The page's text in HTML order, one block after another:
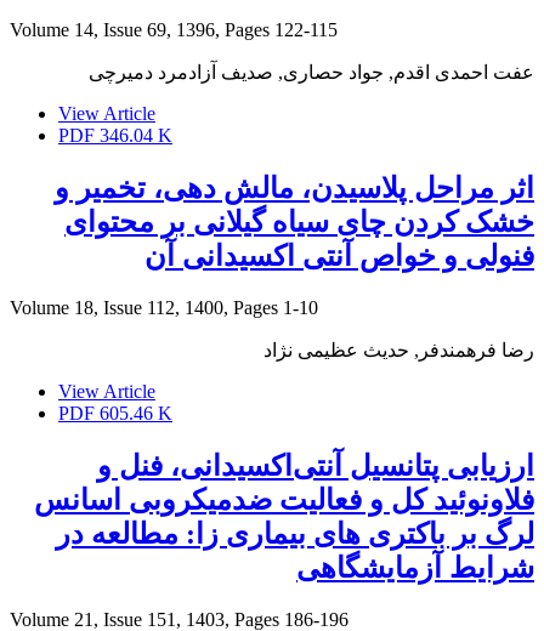
Volume 14, Issue 69, 1396, Pages 122-115
عفت احمدی اقدم, جواد حصاری, صدیف آزادمرد دمیرچی
View Article
PDF 346.04 K
اثر مراحل پلاسیدن، مالش دهی، تخمیر و
خشک کردن چای سیاه گیلانی بر محتوای
فنولی و خواص آنتی اکسیدانی آن
Volume 18, Issue 112, 1400, Pages 1-10
رضا فرهمندفر, حدیث عظیمی نژاد
View Article
PDF 605.46 K
ارزیابی پتانسیل آنتی‌اکسیدانی، فنل و
فلاونوئید کل و فعالیت ضدمیکروبی اسانس
لرگ بر باکتری های بیماری زا: مطالعه در
شرایط آزمایشگاهی
Volume 21, Issue 151, 1403, Pages 186-196